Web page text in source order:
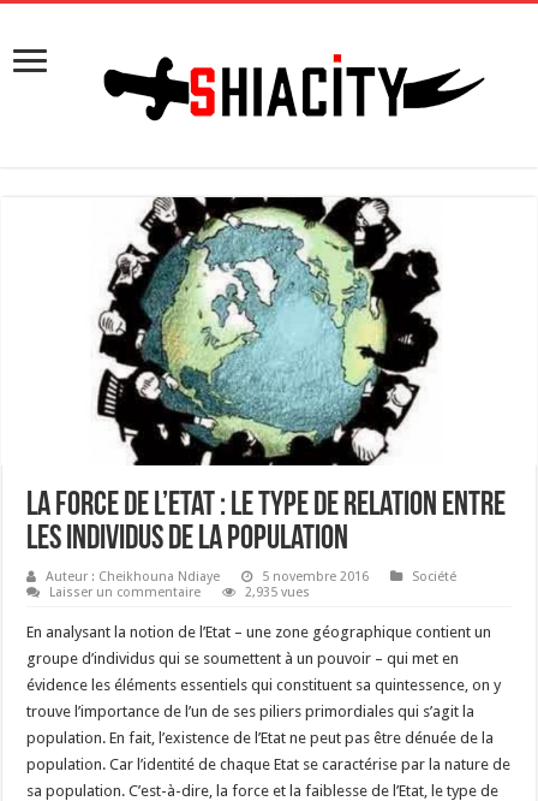
La force de l’Etat : le type de relation entre
les individus de la population
Auteur : Cheikhouna Ndiaye 5 novembre 2016
Société
Laisser un commentaire
2,935 vues
En analysant la notion de l’Etat – une zone géographique contient un
groupe d’individus qui se soumettent à un pouvoir – qui met en
évidence les éléments essentiels qui constituent sa quintessence, on y
trouve l’importance de l’un de ses piliers primordiales qui s’agit la
population. En fait, l’existence de l’Etat ne peut pas être dénuée de la
population. Car l’identité de chaque Etat se caractérise par la nature de
sa population. C’est-à-dire, la force et la faiblesse de l’Etat, le type de